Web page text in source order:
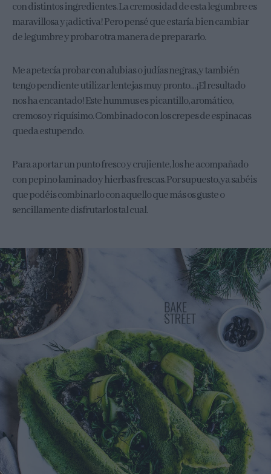
con distintos ingredientes. La cremosidad de esta legumbre es
maravillosa y ¡adictiva! Pero pensé que estaría bien cambiar
de legumbre y probar otra manera de prepararlo.
Me apetecía probar con alubias o judías negras, y también
tengo pendiente utilizar lentejas muy pronto… ¡El resultado
nos ha encantado! Este hummus es picantillo, aromático,
cremoso y riquísimo. Combinado con los crepes de espinacas
queda estupendo.
Para aportar un punto fresco y crujiente, los he acompañado
con pepino laminado y hierbas frescas. Por supuesto, ya sabéis
que podéis combinarlo con aquello que más os guste o
sencillamente disfrutarlos tal cual.